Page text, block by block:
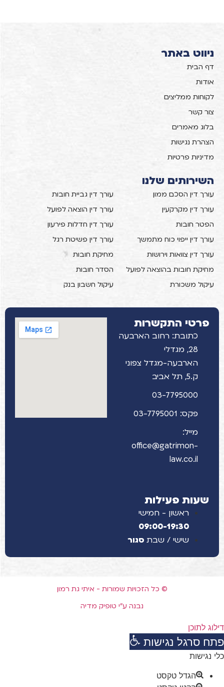
ניווט באתר
דף הבית
אודות
לקוחות ממליצים
צור קשר
בלוג מאמרים
הצהרת נגישות
מדיניות פרטיות
השירותים שלנו
עורך דין הסכם ממון
עורך דין גביית חובות
עורך דין מקרקעין
עורך דין הוצאה לפועל
הפטר חובות
עורך דין חדלות פירעון
עורך דין ייפוי כוח מתמשך
עורך דין פשיטת רגל
עורך דין צוואות וירושות
מחיקת חובות
מחיקת חובות בהוצאה לפועל
הסדר חובות
עיקול משכורת
עיקול חשבון בנק
פרטי התקשרות
כתובת: רחוב הארבעה
28, מגדלי
הארבעה-מגדל צפוני
ק.5, תל אביב
03-7795000
פקס: 03-7795001
מייל:
office@gatrimon-
law.co.il
שעות פעילות
ראשון - חמישי
09:00-19:30
שישי / שבת סגור
© כל הזכויות שמורות - איתי גת רמון
נבנה ע"י טופיק מדיה
דילוג לתוכן
פתח סרגל נגישות
כלי נגישות
הגדל טקסט